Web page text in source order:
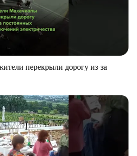
перекрыли дорогу из-за